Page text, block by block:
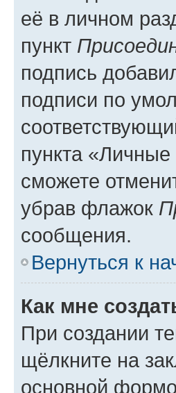
её в личном
пункт
подпись
подписи по
пункта
сможете
убрав флажок
сообщения.
Вернуться к
Как мне
При создании
щёлкните на
основной